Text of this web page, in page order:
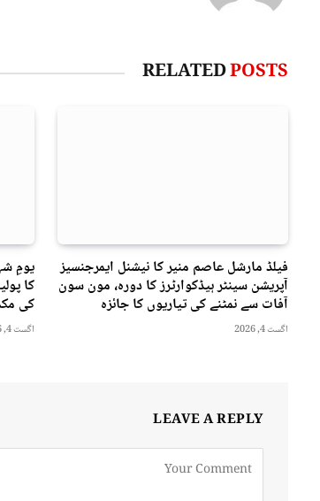
RELATEDPOSTS
فیلڈ مارشل عاصم منیر کا نیشنل ایمرجنسیز
آپریشن سینٹر ہیڈکوارٹرز کا دورہ، مون سون
آفات سے نمٹنے کی تیاریوں کا جائزہ
اگست 4, 2026
یومِ
کا
کی
اگست 4, 2026
LEAVE A REPLY